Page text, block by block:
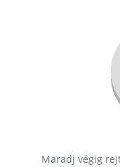
Maradj végig